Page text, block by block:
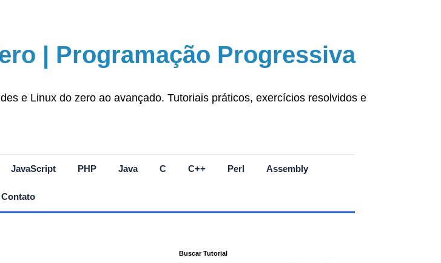
| Programação Progressiva
e Linux do zero ao avançado. Tutoriais práticos, exercícios resolvidos e
JavaScript PHP Java C C++ Perl Assembly
Contato
Buscar Tutorial